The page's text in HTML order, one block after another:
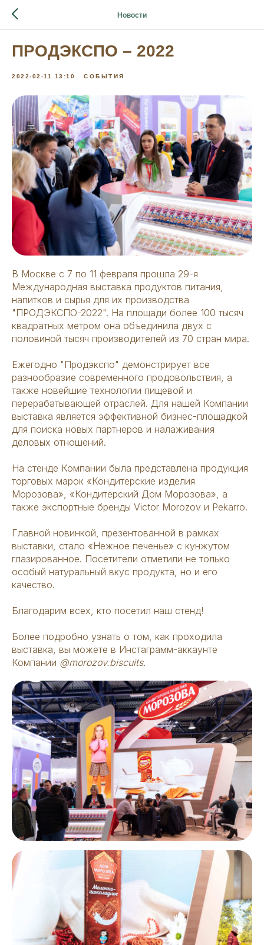
Новости
ПРОДЭКСПО – 2022
2022-02-11 13:10 СОБЫТИЯ
В Москве с 7 по 11 февраля прошла 29-я
Международная выставка продуктов питания,
напитков и сырья для их производства
"ПРОДЭКСПО-2022". На площади более 100 тысяч
квадратных метром она объединила двух с
половиной тысяч производителей из 70 стран мира.
Ежегодно "Продэкспо" демонстрирует все
разнообразие современного продовольствия, а
также новейшие технологии пищевой и
перерабатывающей отраслей. Для нашей Компании
выставка является эффективной бизнес-площадкой
для поиска новых партнеров и налаживания
деловых отношений.
На стенде Компании была представлена продукция
торговых марок «Кондитерские изделия
Морозова», «Кондитерский Дом Морозова», а
также экспортные бренды Victor Morozov и Pekarro.
Главной новинкой, презентованной в рамках
выставки, стало «Нежное печенье» с кунжутом
глазированное. Посетители отметили не только
особый натуральный вкус продукта, но и его
качество.
Благодарим всех, кто посетил наш стенд!
Более подробно узнать о том, как проходила
выставка, вы можете в Инстаграмм-аккаунте
Компании @morozov.biscuits.